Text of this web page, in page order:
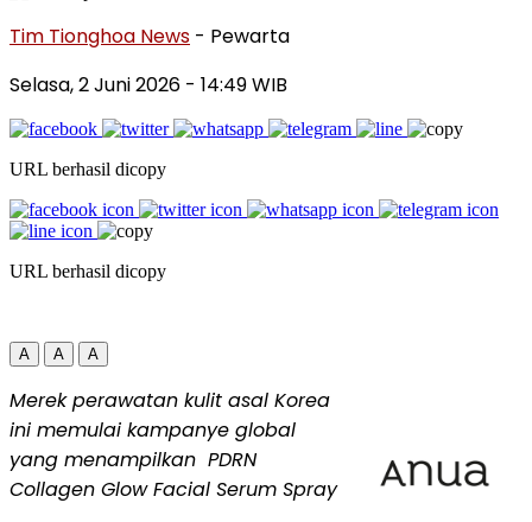
Tim Tionghoa News - Pewarta
Selasa, 2 Juni 2026 - 14:49 WIB
URL berhasil dicopy
URL berhasil dicopy
A A A
Merek perawatan kulit asal Korea
ini memulai kampanye global
yang menampilkan PDRN
Collagen Glow Facial Serum Spray